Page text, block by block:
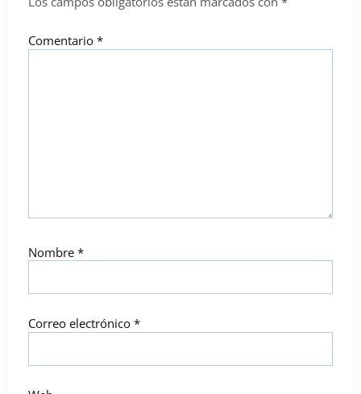
Comentario *
Nombre *
Correo electrónico *